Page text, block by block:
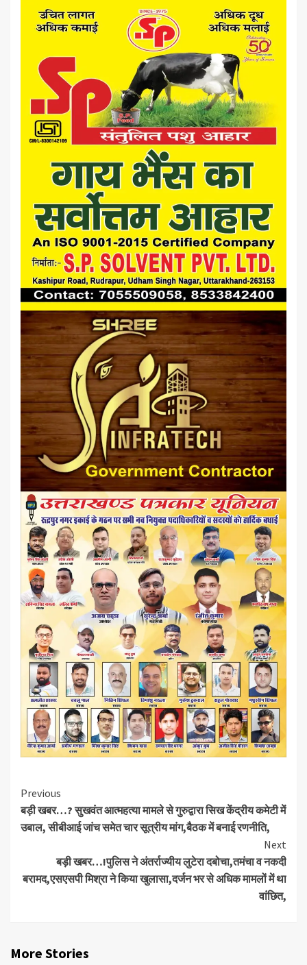
Continue
Reading
Previous
बड़ी खबर…? सुखवंत आत्महत्या मामले से गुरुद्वारा सिख केंद्रीय कमेटी में
उबाल, सीबीआई जांच समेत चार सूत्रीय मांग,बैठक में बनाई रणनीति,
Next
बड़ी खबर…!पुलिस ने अंतर्राज्यीय लुटेरा दबोचा,तमंचा व नकदी
बरामद,एसएसपी मिश्रा ने किया खुलासा,दर्जन भर से अधिक मामलों में था
वांछित,
More Stories